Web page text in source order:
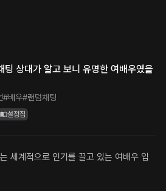
팅 상대가 알고 보니 유명한 여배우였을
#배우#랜덤채팅
설정집
세계적으로 인기를 끌고 있는 여배우 입